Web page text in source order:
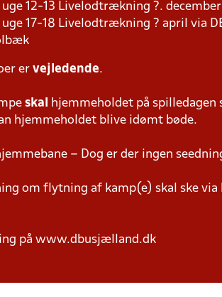
12-13 Livelodtrækning ?.
17-18 Livelodtrækning ? april via
er vejledende.
skal
hjemmeholdet på
hjemmeholdet blive idømt bøde.
– Dog er der ingen
om flytning af kamp(e) skal ske
på www.dbusjælland.dk